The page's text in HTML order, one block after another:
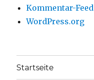
Kommentar-Feed
WordPress.org
Startseite